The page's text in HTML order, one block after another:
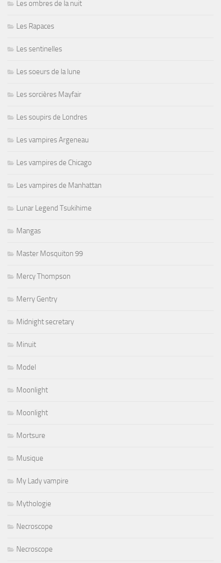
Les ombres de la nuit
Les Rapaces
Les sentinelles
Les soeurs de la lune
Les sorcières Mayfair
Les soupirs de Londres
Les vampires Argeneau
Les vampires de Chicago
Les vampires de Manhattan
Lunar Legend Tsukihime
Mangas
Master Mosquiton 99
Mercy Thompson
Merry Gentry
Midnight secretary
Minuit
Model
Moonlight
Moonlight
Mortsure
Musique
My Lady vampire
Mythologie
Necroscope
Necroscope